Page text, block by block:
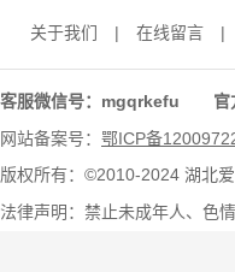
关于我们 | 在线留言 |
客服微信号：mgqrkefu 官
网站备案号： 鄂ICP备
版权所有：©2010-2024 湖北
法律声明：禁止未成年人、色